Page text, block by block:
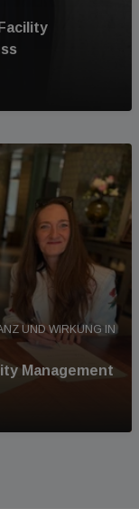
UND WIRKUNG IN
Management